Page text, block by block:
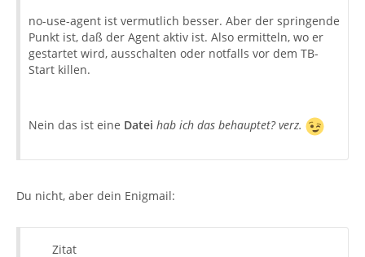
no-use-agent ist vermutlich besser. Aber der springende
Punkt ist, daß der Agent aktiv ist. Also ermitteln, wo er
gestartet wird, ausschalten oder notfalls vor dem TB-
Start killen.
Nein das ist eine Datei hab ich das behauptet? verz.
Du nicht, aber dein Enigmail:
Zitat